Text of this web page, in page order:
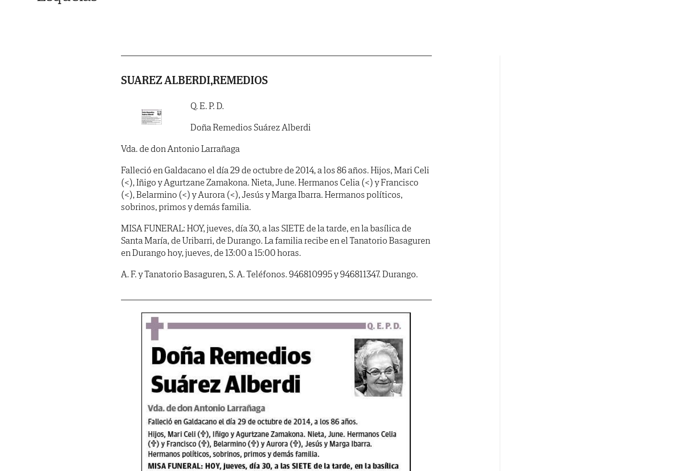
SUAREZ ALBERDI,REMEDIOS
Q. E. P. D.
Doña Remedios Suárez Alberdi
Vda. de don Antonio Larrañaga
Falleció en Galdacano el día 29 de octubre de 2014, a los 86 años. Hijos, Mari Celi
(<), Iñigo y Agurtzane Zamakona. Nieta, June. Hermanos Celia (<) y Francisco
(<), Belarmino (<) y Aurora (<), Jesús y Marga Ibarra. Hermanos políticos,
sobrinos, primos y demás familia.
MISA FUNERAL: HOY, jueves, día 30, a las SIETE de la tarde, en la basílica de
Santa María, de Uribarri, de Durango. La familia recibe en el Tanatorio Basaguren
en Durango hoy, jueves, de 13:00 a 15:00 horas.
A. F. y Tanatorio Basaguren, S. A. Teléfonos. 946810995 y 946811347. Durango.